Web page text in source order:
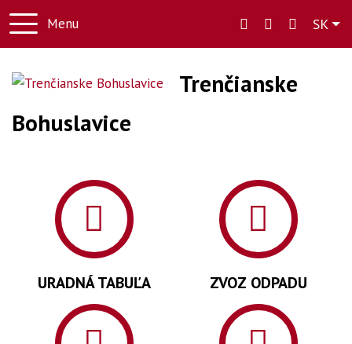
Menu SK
Trenčianske
Bohuslavice
URADNÁ TABUĽA ZVOZ ODPADU